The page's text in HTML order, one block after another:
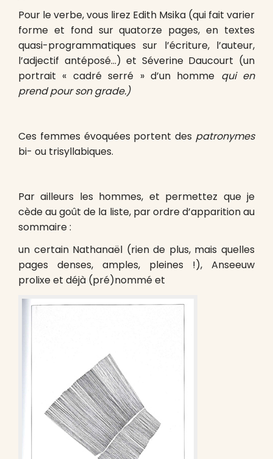
Pour le verbe, vous lirez Edith Msika (qui fait varier
forme et fond sur quatorze pages, en textes
quasi-programmatiques sur l’écriture, l’auteur,
l’adjectif antéposé…) et Séverine Daucourt (un
portrait « cadré serré » d’un homme qui en
prend pour son grade.)
Ces femmes évoquées portent des patronymes
bi- ou trisyllabiques.
Par ailleurs les hommes, et permettez que je
cède au goût de la liste, par ordre d’apparition au
sommaire :
un certain Nathanaël (rien de plus, mais quelles
pages denses, amples, pleines !), Anseeuw
prolixe et déjà (pré)nommé et